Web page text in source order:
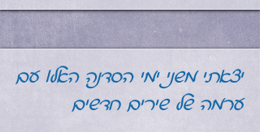
יצאתי משני ימי הסדנה האלו עם
ערמה של שירים חדשים